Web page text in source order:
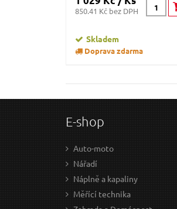
850.41 Kč bez DPH
Skladem
Doprava zdarma
E-shop
Auto-moto
Nářadí
Náplně a kapaliny
Měřící technika